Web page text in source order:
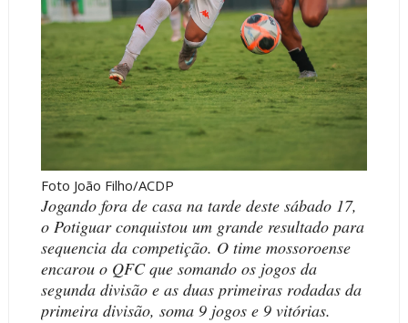
Foto João Filho/ACDP
Jogando fora de casa na tarde deste sábado 17,
o Potiguar conquistou um grande resultado para
sequencia da competição. O time mossoroense
encarou o QFC que somando os jogos da
segunda divisão e as duas primeiras rodadas da
primeira divisão, soma 9 jogos e 9 vitórias.